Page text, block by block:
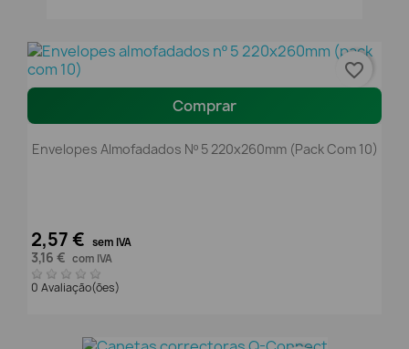
Comprar
Envelopes Almofadados Nº 5 220x260mm (pack Com 10)
2,57 € sem IVA
3,16 € com IVA
0 Avaliação(ões)
favorite_border